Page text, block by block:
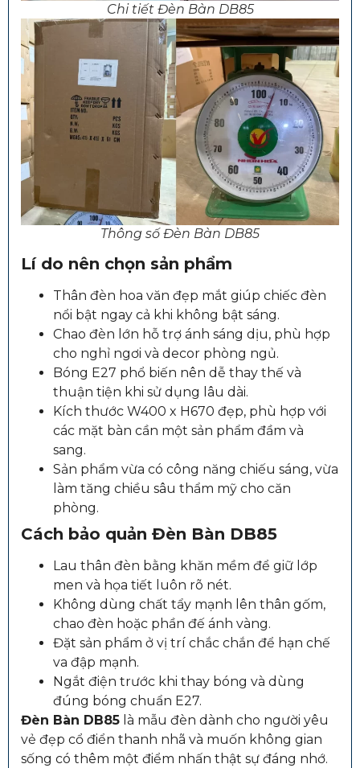
Chi tiết Đèn Bàn DB85
Thông số Đèn Bàn DB85
Lí do nên chọn sản phẩm
Thân đèn hoa văn đẹp mắt giúp chiếc đèn
nổi bật ngay cả khi không bật sáng.
Chao đèn lớn hỗ trợ ánh sáng dịu, phù hợp
cho nghỉ ngơi và decor phòng ngủ.
Bóng E27 phổ biến nên dễ thay thế và
thuận tiện khi sử dụng lâu dài.
Kích thước W400 x H670 đẹp, phù hợp với
các mặt bàn cần một sản phẩm đầm và
sang.
Sản phẩm vừa có công năng chiếu sáng, vừa
làm tăng chiều sâu thẩm mỹ cho căn
phòng.
Cách bảo quản Đèn Bàn DB85
Lau thân đèn bằng khăn mềm để giữ lớp
men và họa tiết luôn rõ nét.
Không dùng chất tẩy mạnh lên thân gốm,
chao đèn hoặc phần đế ánh vàng.
Đặt sản phẩm ở vị trí chắc chắn để hạn chế
va đập mạnh.
Ngắt điện trước khi thay bóng và dùng
đúng bóng chuẩn E27.
Đèn Bàn DB85 là mẫu đèn dành cho người yêu
vẻ đẹp cổ điển thanh nhã và muốn không gian
sống có thêm một điểm nhấn thật sự đáng nhớ.